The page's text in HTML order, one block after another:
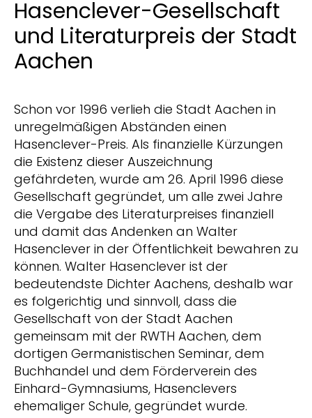
Hasenclever-Gesellschaft
und Literaturpreis der Stadt
Aachen
Schon vor 1996 verlieh die Stadt Aachen in
unregelmäßigen Abständen einen
Hasenclever-Preis. Als finanzielle Kürzungen
die Existenz dieser Auszeichnung
gefährdeten, wurde am 26. April 1996 diese
Gesellschaft gegründet, um alle zwei Jahre
die Vergabe des Literaturpreises finanziell
und damit das Andenken an Walter
Hasenclever in der Öffentlichkeit bewahren zu
können. Walter Hasenclever ist der
bedeutendste Dichter Aachens, deshalb war
es folgerichtig und sinnvoll, dass die
Gesellschaft von der Stadt Aachen
gemeinsam mit der RWTH Aachen, dem
dortigen Germanistischen Seminar, dem
Buchhandel und dem Förderverein des
Einhard-Gymnasiums, Hasenclevers
ehemaliger Schule, gegründet wurde.